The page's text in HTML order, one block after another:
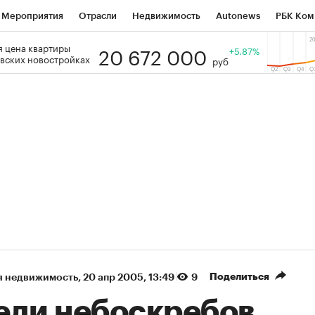
Мероприятия Отрасли Недвижимость Autonews РБК
РБК Образование Тренды
цена квартиры
новостройках
20 672 000 руб
+5.87%
недвижимость⁠, 20 апр 2005, 13:49 9 Поделиться